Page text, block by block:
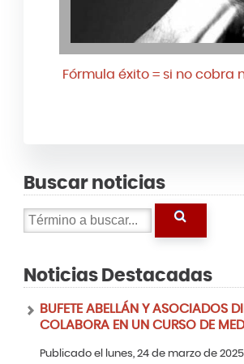
Fórmula éxito = si no cobra
Buscar noticias
Noticias Destacadas
BUFETE ABELLÁN Y ASOCIADOS
COLABORA EN UN CURSO DE
Publicado el lunes, 24 de marzo de 2025